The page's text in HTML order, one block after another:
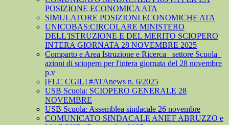
POSIZIONE ECONOMICA ATA
SIMULATORE POSIZIONI ECONOMICHE ATA
UNICOBAS:CIRCOLARE MINISTERO
DELL'ISTRUZIONE E DEL MERITO SCIOPERO
INTERA GIORNATA 28 NOVEMBRE 2025
Comparto e Area Istruzione e Ricerca_ settore Scuola_
azioni di sciopero per l'intera giornata del 28 novembre
p.v
[FLC CGIL] #ATAnews n. 6/2025
USB Scuola: SCIOPERO GENERALE 28
NOVEMBRE
USB Scuola: Assemblea sindacale 26 novembre
COMUNICATO SINDACALE ANIEF ABRUZZO e